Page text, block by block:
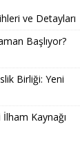
ve Detayları
Başlıyor?
Birliği: Yeni
İlham Kaynağı